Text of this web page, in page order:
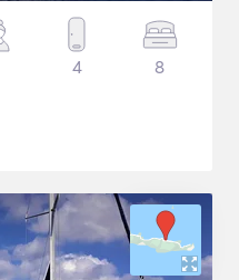
4 8